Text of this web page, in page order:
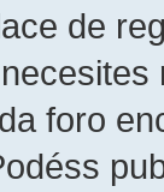
de
foro